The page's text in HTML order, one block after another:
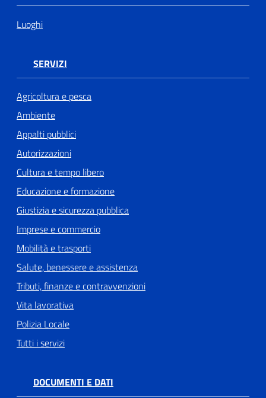
Luoghi
SERVIZI
Agricoltura e pesca
Ambiente
Appalti pubblici
Autorizzazioni
Cultura e tempo libero
Educazione e formazione
Giustizia e sicurezza pubblica
Imprese e commercio
Mobilità e trasporti
Salute, benessere e assistenza
Tributi, finanze e contravvenzioni
Vita lavorativa
Polizia Locale
Tutti i servizi
DOCUMENTI E DATI